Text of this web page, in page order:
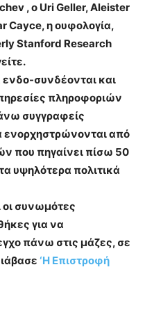
, ο Uri Geller, Aleister
Cayce, η ουφολογία,
Stanford Research
συνδέονται και
πληροφοριών
συγγραφείς
ενορχηστρώνονται από
που πηγαίνει πίσω 50
υψηλότερα πολιτικά
οι συνωμότες
για να
πάνω στις μάζες, σε
‘Η Επιστροφή